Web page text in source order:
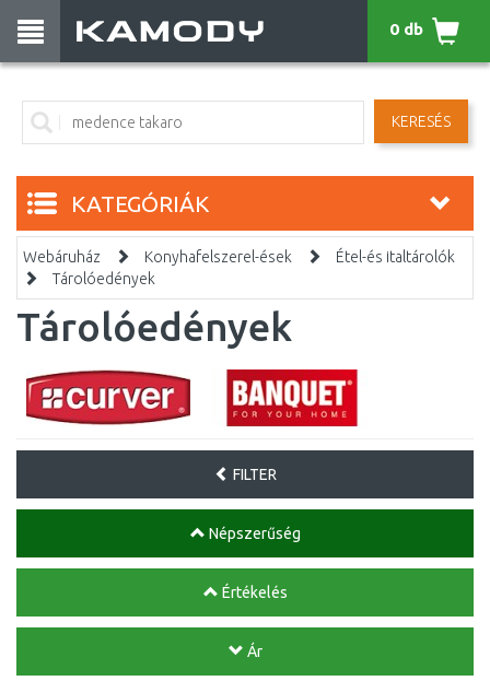
KERESÉS
0 db
KATEGÓRIÁK
Webáruház Konyhafelszerel-ések
Étel-és italtárolók
Tárolóedények
Tárolóedények
FILTER
Népszerűség
Értékelés
Ár